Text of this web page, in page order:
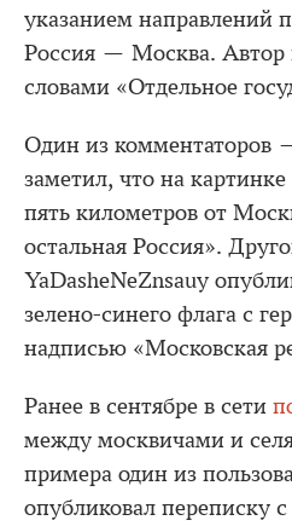
указанием направлений
Россия — Москва. Автор
словами «Отдельное
Один из
заметил, что на
пять километров от
остальная Россия».
YaDasheNeZnsauy
зелено-синего флага с
надписью «Московская
Ранее в сентябре в сети
между москвичами и
примера один из
опубликовал переписку